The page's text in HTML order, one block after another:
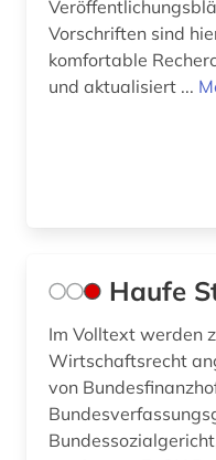
Vorschriften sind
komfortable
und aktualisiert ...
Haufe
Im Volltext werden
Wirtschaftsrecht
von